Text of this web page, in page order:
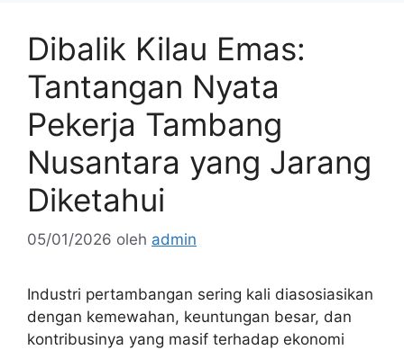
Dibalik Kilau Emas:
Tantangan Nyata
Pekerja Tambang
Nusantara yang Jarang
Diketahui
05/01/2026 oleh admin
Industri pertambangan sering kali diasosiasikan
dengan kemewahan, keuntungan besar, dan
kontribusinya yang masif terhadap ekonomi